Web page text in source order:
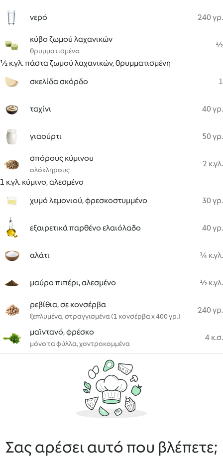
νερό 240 γρ.
κύβο ζωμού λαχανικών
θρυμματισμένο
½
½ κ.γλ. πάστα ζωμού λαχανικών, θρυμματισμένη
σκελίδα σκόρδο
1
ταχίνι 40 γρ.
γιαούρτι 50 γρ.
σπόρους κύμινου
ολόκληρους
2 κ.γλ.
1 κ.γλ. κύμινο, αλεσμένο
χυμό λεμονιού, φρεσκοστυμμένο
30 γρ.
εξαιρετικά παρθένο ελαιόλαδο 40 γρ.
αλάτι ¼ κ.γλ.
μαύρο πιπέρι, αλεσμένο ½ κ.γλ.
ρεβίθια, σε κονσέρβα
ξεπλυμένα, στραγγισμένα (1 κονσέρβα x 400 γρ.)
240 γρ.
μαϊντανό, φρέσκο
μόνο τα φύλλα, χοντροκομμένα
4 κ.σ.
Σας αρέσει αυτό που βλέπετε;